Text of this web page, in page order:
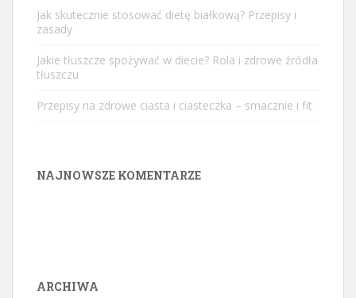
Jak skutecznie stosować dietę białkową? Przepisy i
zasady
Jakie tłuszcze spożywać w diecie? Rola i zdrowe źródła
tłuszczu
Przepisy na zdrowe ciasta i ciasteczka – smacznie i fit
NAJNOWSZE KOMENTARZE
ARCHIWA